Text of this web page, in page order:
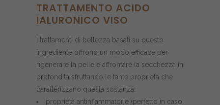
TRATTAMENTO ACIDO
IALURONICO VISO
I trattamenti di bellezza basati su questo
ingrediente offrono un modo efficace per
rigenerare la pelle e affrontare la secchezza in
profondità sfruttando le tante proprietà che
caratterizzano questa sostanza:
proprietà antinfiammatorie (perfetto in caso